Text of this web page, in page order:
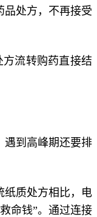
品处方，不再接受
流转购药直接结
遇到高峰期还要排
纸质处方相比，电
命钱”。通过连接